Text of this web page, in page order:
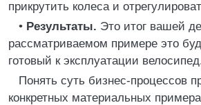
прикрутить колеса и
• Результаты. Это итог вашей
рассматриваемом примере это
готовый к эксплуатации
Понять суть бизнес-процессов
конкретных материальных